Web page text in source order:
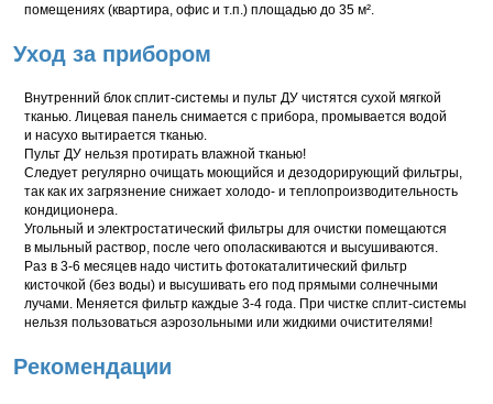
помещениях (квартира, офис и т.п.) площадью до 35 м².
Уход за прибором
Внутренний блок сплит-системы и пульт ДУ чистятся сухой мягкой
тканью. Лицевая панель снимается с прибора, промывается водой
и насухо вытирается тканью.
Пульт ДУ нельзя протирать влажной тканью!
Следует регулярно очищать моющийся и дезодорирующий фильтры,
так как их загрязнение снижает холодо- и теплопроизводительность
кондиционера.
Угольный и электростатический фильтры для очистки помещаются
в мыльный раствор, после чего ополаскиваются и высушиваются.
Раз в 3-6 месяцев надо чистить фотокаталитический фильтр
кисточкой (без воды) и высушивать его под прямыми солнечными
лучами. Меняется фильтр каждые 3-4 года. При чистке сплит-системы
нельзя пользоваться аэрозольными или жидкими очистителями!
Рекомендации